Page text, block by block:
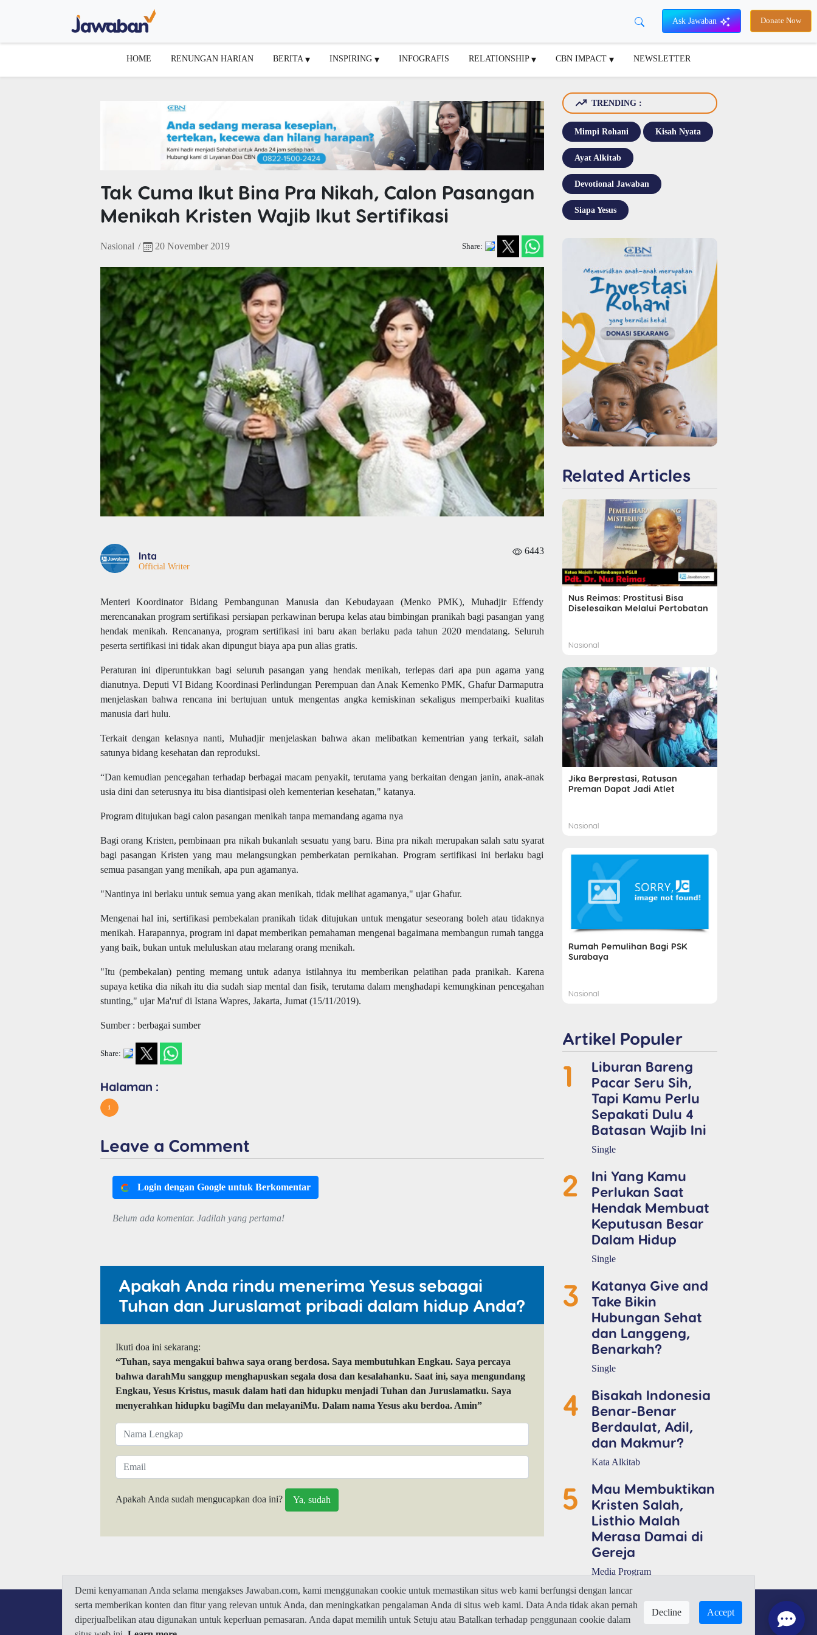
Ask Jawaban Donate Now
HOME RENUNGAN HARIAN BERITA INSPIRING INFOGRAFIS RELATIONSHIP CBN IMPACT NEWSLETTER
Tak Cuma Ikut Bina Pra Nikah, Calon Pasangan
Menikah Kristen Wajib Ikut Sertifikasi
Nasional / 20 November 2019 Share:
Inta
Official Writer
6443
Menteri Koordinator Bidang Pembangunan Manusia dan Kebudayaan (Menko PMK), Muhadjir Effendy
merencanakan program sertifikasi persiapan perkawinan berupa kelas atau bimbingan pranikah bagi pasangan yang
hendak menikah. Rencananya, program sertifikasi ini baru akan berlaku pada tahun 2020 mendatang. Seluruh
peserta sertifikasi ini tidak akan dipungut biaya apa pun alias gratis.
Peraturan ini diperuntukkan bagi seluruh pasangan yang hendak menikah, terlepas dari apa pun agama yang
dianutnya. Deputi VI Bidang Koordinasi Perlindungan Perempuan dan Anak Kemenko PMK, Ghafur Darmaputra
menjelaskan bahwa rencana ini bertujuan untuk mengentas angka kemiskinan sekaligus memperbaiki kualitas
manusia dari hulu.
Terkait dengan kelasnya nanti, Muhadjir menjelaskan bahwa akan melibatkan kementrian yang terkait, salah
satunya bidang kesehatan dan reproduksi.
“Dan kemudian pencegahan terhadap berbagai macam penyakit, terutama yang berkaitan dengan janin, anak-anak
usia dini dan seterusnya itu bisa diantisipasi oleh kementerian kesehatan," katanya.
Program ditujukan bagi calon pasangan menikah tanpa memandang agama nya
Bagi orang Kristen, pembinaan pra nikah bukanlah sesuatu yang baru. Bina pra nikah merupakan salah satu syarat
bagi pasangan Kristen yang mau melangsungkan pemberkatan pernikahan. Program sertifikasi ini berlaku bagi
semua pasangan yang menikah, apa pun agamanya.
"Nantinya ini berlaku untuk semua yang akan menikah, tidak melihat agamanya," ujar Ghafur.
Mengenai hal ini, sertifikasi pembekalan pranikah tidak ditujukan untuk mengatur seseorang boleh atau tidaknya
menikah. Harapannya, program ini dapat memberikan pemahaman mengenai bagaimana membangun rumah tangga
yang baik, bukan untuk meluluskan atau melarang orang menikah.
"Itu (pembekalan) penting memang untuk adanya istilahnya itu memberikan pelatihan pada pranikah. Karena
supaya ketika dia nikah itu dia sudah siap mental dan fisik, terutama dalam menghadapi kemungkinan pencegahan
stunting," ujar Ma'ruf di Istana Wapres, Jakarta, Jumat (15/11/2019).
Sumber : berbagai sumber
Share:
Halaman :
1
Leave a Comment
Login dengan Google untuk Berkomentar
Belum ada komentar. Jadilah yang pertama!
Apakah Anda rindu menerima Yesus sebagai
Tuhan dan Juruslamat pribadi dalam hidup Anda?
Ikuti doa ini sekarang:
“Tuhan, saya mengakui bahwa saya orang berdosa. Saya membutuhkan Engkau. Saya percaya
bahwa darahMu sanggup menghapuskan segala dosa dan kesalahanku. Saat ini, saya mengundang
Engkau, Yesus Kristus, masuk dalam hati dan hidupku menjadi Tuhan dan Juruslamatku. Saya
menyerahkan hidupku bagiMu dan melayaniMu. Dalam nama Yesus aku berdoa. Amin”
Apakah Anda sudah mengucapkan doa ini?
TRENDING :
Mimpi Rohani Kisah Nyata
Ayat Alkitab
Devotional Jawaban
Siapa Yesus
Related Articles
Nus Reimas: Prostitusi Bisa
Diselesaikan Melalui Pertobatan
Nasional
Jika Berprestasi, Ratusan
Preman Dapat Jadi Atlet
Nasional
Rumah Pemulihan Bagi PSK
Surabaya
Nasional
Artikel Populer
1
Liburan Bareng
Pacar Seru Sih,
Tapi Kamu Perlu
Sepakati Dulu 4
Batasan Wajib Ini
Single
2
Ini Yang Kamu
Perlukan Saat
Hendak Membuat
Keputusan Besar
Dalam Hidup
Single
3
Katanya Give and
Take Bikin
Hubungan Sehat
dan Langgeng,
Benarkah?
Single
4
Bisakah Indonesia
Benar-Benar
Berdaulat, Adil,
dan Makmur?
Kata Alkitab
5
Mau Membuktikan
Kristen Salah,
Listhio Malah
Merasa Damai di
Gereja
Media Program
Demi kenyamanan Anda selama mengakses Jawaban.com, kami menggunakan cookie untuk memastikan situs web kami berfungsi dengan lancar
serta memberikan konten dan fitur yang relevan untuk Anda, dan meningkatkan pengalaman Anda di situs web kami. Data Anda tidak akan pernah
diperjualbelikan atau digunakan untuk keperluan pemasaran. Anda dapat memilih untuk Setuju atau Batalkan terhadap penggunaan cookie dalam
Decline Accept
© 2026 Jawaban.com -Privacy Policy